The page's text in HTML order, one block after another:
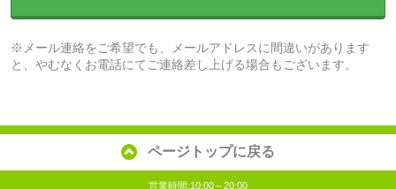
※メール連絡をご希望でも、メールアドレスに間違いがあります
と、やむなくお電話にてご連絡差し上げる場合もございます。
ページトップに戻る
営業時間:10:00～20:00